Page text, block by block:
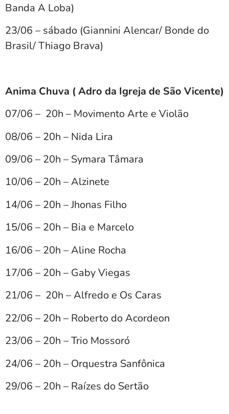
Banda A Loba)
23/06 – sábado (Giannini Alencar/ Bonde do
Brasil/ Thiago Brava)
Anima Chuva ( Adro da Igreja de São Vicente)
07/06 – 20h – Movimento Arte e Violão
08/06 – 20h – Nida Lira
09/06 – 20h – Symara Tâmara
10/06 – 20h – Alzinete
14/06 – 20h – Jhonas Filho
15/06 – 20h – Bia e Marcelo
16/06 – 20h – Aline Rocha
17/06 – 20h – Gaby Viegas
21/06 – 20h – Alfredo e Os Caras
22/06 – 20h – Roberto do Acordeon
23/06 – 20h – Trio Mossoró
24/06 – 20h – Orquestra Sanfônica
29/06 – 20h – Raízes do Sertão